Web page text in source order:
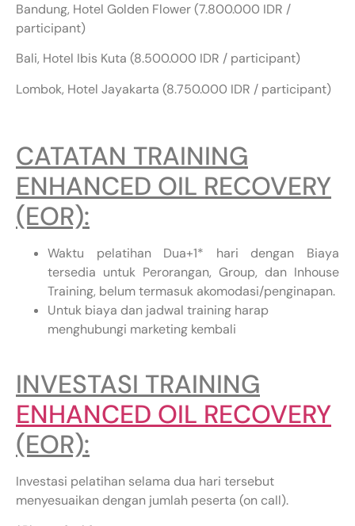
Bandung, Hotel Golden Flower (7.800.000 IDR /
participant)
Bali, Hotel Ibis Kuta (8.500.000 IDR / participant)
Lombok, Hotel Jayakarta (8.750.000 IDR / participant)
CATATAN TRAINING
ENHANCED OIL RECOVERY
(EOR):
Waktu pelatihan Dua+1* hari dengan Biaya
tersedia untuk Perorangan, Group, dan Inhouse
Training, belum termasuk akomodasi/penginapan.
Untuk biaya dan jadwal training harap
menghubungi marketing kembali
INVESTASI TRAINING
ENHANCED OIL RECOVERY
(EOR):
Investasi pelatihan selama dua hari tersebut
menyesuaikan dengan jumlah peserta (on call).